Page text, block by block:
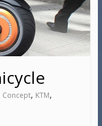
Concept, KTM,